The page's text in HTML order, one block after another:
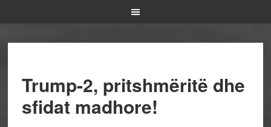
Trump-2, pritshmëritë dhe
sfidat madhore!